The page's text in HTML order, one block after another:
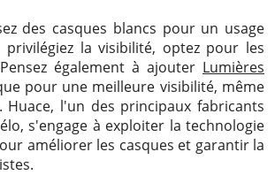
des casques blancs pour un usage
privilégiez la visibilité, optez pour les
également à ajouter Lumières
pour une meilleure visibilité, même
Huace, l'un des principaux fabricants
s'engage à exploiter la technologie
améliorer les casques et garantir la